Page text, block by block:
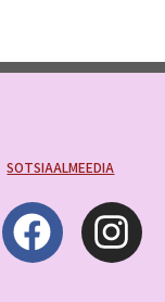
SOTSIAALMEEDIA